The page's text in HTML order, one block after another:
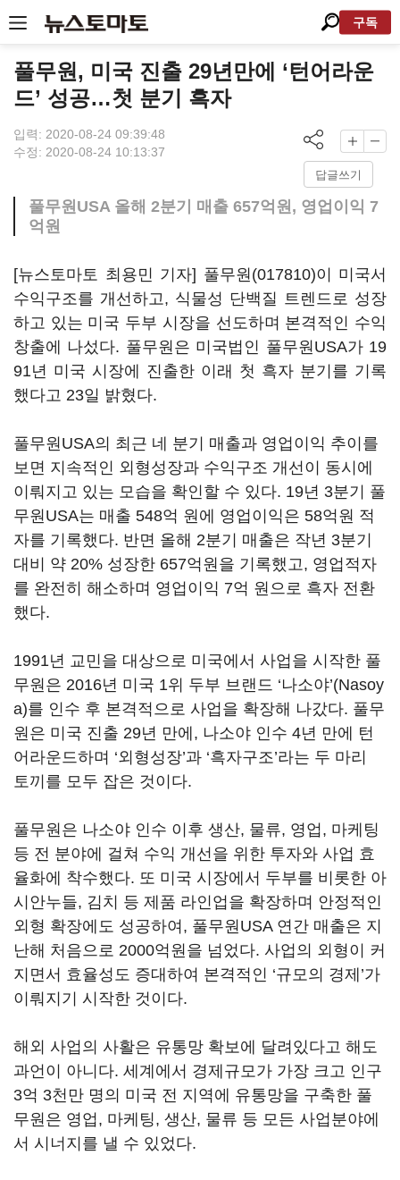
구독
풀무원, 미국 진출 29년만에 ‘턴어라운
드’ 성공…첫 분기 흑자
입력: 2020-08-24 09:39:48
수정: 2020-08-24 10:13:37
답글쓰기
풀무원USA 올해 2분기 매출 657억원, 영업이익 7
억원
[뉴스토마토 최용민 기자] 풀무원(017810)이 미국서
수익구조를 개선하고, 식물성 단백질 트렌드로 성장
하고 있는 미국 두부 시장을 선도하며 본격적인 수익
창출에 나섰다. 풀무원은 미국법인 풀무원USA가 19
91년 미국 시장에 진출한 이래 첫 흑자 분기를 기록
했다고 23일 밝혔다.
풀무원USA의 최근 네 분기 매출과 영업이익 추이를
보면 지속적인 외형성장과 수익구조 개선이 동시에
이뤄지고 있는 모습을 확인할 수 있다. 19년 3분기 풀
무원USA는 매출 548억 원에 영업이익은 58억원 적
자를 기록했다. 반면 올해 2분기 매출은 작년 3분기
대비 약 20% 성장한 657억원을 기록했고, 영업적자
를 완전히 해소하며 영업이익 7억 원으로 흑자 전환
했다.
1991년 교민을 대상으로 미국에서 사업을 시작한 풀
무원은 2016년 미국 1위 두부 브랜드 ‘나소야’(Nasoy
a)를 인수 후 본격적으로 사업을 확장해 나갔다. 풀무
원은 미국 진출 29년 만에, 나소야 인수 4년 만에 턴
어라운드하며 ‘외형성장’과 ‘흑자구조’라는 두 마리
토끼를 모두 잡은 것이다.
풀무원은 나소야 인수 이후 생산, 물류, 영업, 마케팅
등 전 분야에 걸쳐 수익 개선을 위한 투자와 사업 효
율화에 착수했다. 또 미국 시장에서 두부를 비롯한 아
시안누들, 김치 등 제품 라인업을 확장하며 안정적인
외형 확장에도 성공하여, 풀무원USA 연간 매출은 지
난해 처음으로 2000억원을 넘었다. 사업의 외형이 커
지면서 효율성도 증대하여 본격적인 ‘규모의 경제’가
이뤄지기 시작한 것이다.
해외 사업의 사활은 유통망 확보에 달려있다고 해도
과언이 아니다. 세계에서 경제규모가 가장 크고 인구
3억 3천만 명의 미국 전 지역에 유통망을 구축한 풀
무원은 영업, 마케팅, 생산, 물류 등 모든 사업분야에
서 시너지를 낼 수 있었다.